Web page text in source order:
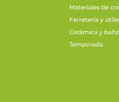
Materiales de
Ferretería y
Cerámica y baño
Temporada